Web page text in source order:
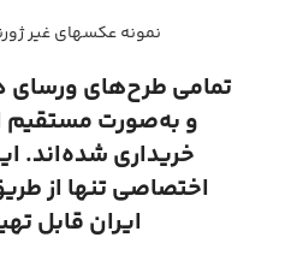
نمونه عکسهای غیر
تمامی طرح‌های ورسای
و به‌صورت مستقیم
خریداری شده‌اند.
اختصاصی تنها از
ایران قابل